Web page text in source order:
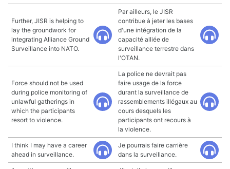
Further, JISR is helping to
lay the groundwork for
integrating Alliance Ground
Surveillance into NATO.
Par ailleurs, le JISR
contribue à jeter les bases
d'une intégration de la
capacité alliée de
surveillance terrestre dans
l'OTAN.
Force should not be used
during police monitoring of
unlawful gatherings in
which the participants
resort to violence.
La police ne devrait pas
faire usage de la force
durant la surveillance de
rassemblements illégaux au
cours desquels les
participants ont recours à
la violence.
I think I may have a career
ahead in surveillance.
Je pourrais faire carrière
dans la surveillance.